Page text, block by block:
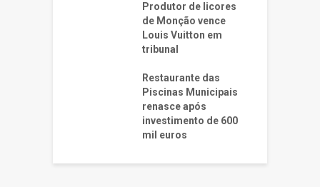
Produtor de licores
de Monção vence
Louis Vuitton em
tribunal
Restaurante das
Piscinas Municipais
renasce após
investimento de 600
mil euros